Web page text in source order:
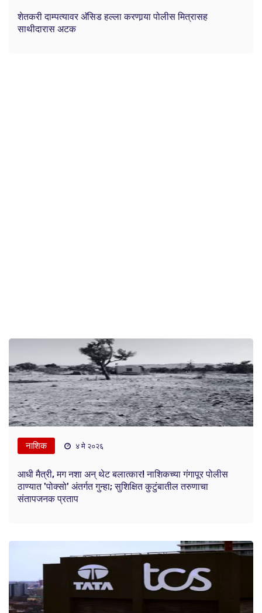
शेतकरी दाम्पत्यावर अ‍ॅसिड हल्ला करणार्‍या पोलीस मित्रासह
साथीदारास अटक
नाशिक ४ मे २०२६
आधी मैत्री, मग नशा अन् थेट बलात्कार! नाशिकच्या गंगापूर पोलीस
ठाण्यात 'पोक्सो' अंतर्गत गुन्हा; सुशिक्षित कुटुंबातील तरुणाचा
संतापजनक प्रताप